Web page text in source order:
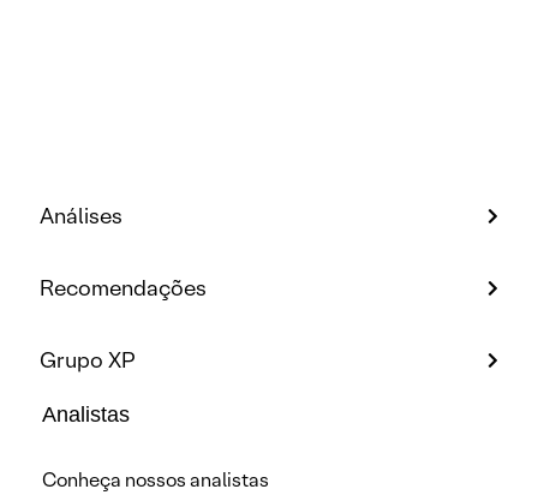
Análises
Recomendações
Grupo XP
Analistas
Conheça nossos analistas